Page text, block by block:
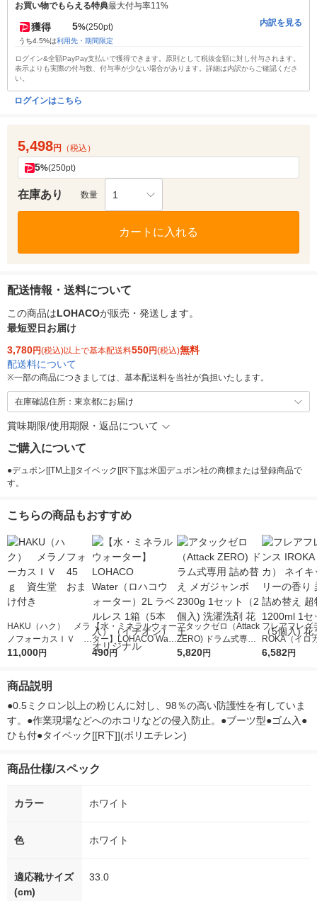
お買い物でもらえる特典最大付与率11%
獲得 5%(250pt)
うち4.5%は利用先・期間限定
内訳を見る
ログイン&全額PayPay支払いで獲得できます。原則として税抜金額に対し付与されます。
表示よりも実際の付与数、付与率が少ない場合があります。詳細は内訳からご確認くださ
い。
ログインはこちら
5,498円 （税込）
5%(250pt)
在庫あり 数量 1
カートに入れる
配送情報・送料について
この商品はLOHACOが販売・発送します。
最短翌日お届け
3,780円(税込)以上で基本配送料550円(税込)無料
配送料について
※一部の商品につきましては、基本配送料を当社が負担いたします。
在庫確認住所：東京都にお届け
賞味期限/使用期限・返品について
ご購入について
●デュポン[[TM上]]タイベック[[R下]]は米国デュポン社の商標または登録商品で
す。
こちらの商品もおすすめ
HAKU（ハク） メラ
ノフォーカスＩＶ 4
5ｇ 資生堂 おまけ
11,000円
【水・ミネラルウォー
ター】LOHACO Wate
r（ロハコウォータ
490円
アタックゼロ（Attack
ZERO) ドラム式専用
詰め替え メガジャン
5,820円
フレアフレグ
ROKA（イロ
イキッドリリ
6,582円
商品説明
●0.5ミクロン以上の粉じんに対し、98％の高い防護性を有していま
す。●作業現場などへのホコリなどの侵入防止。●ブーツ型●ゴム入●
ひも付●タイベック[[R下]](ポリエチレン)
商品仕様/スペック
カラー ホワイト
色 ホワイト
適応靴サイズ
(cm)
33.0